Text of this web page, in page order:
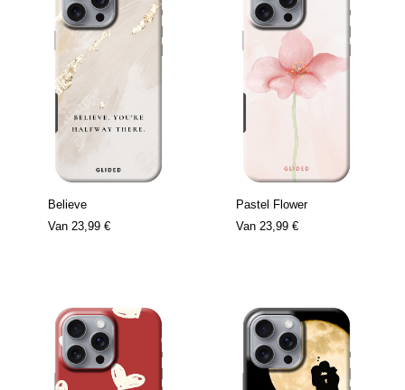
Believe
Van 23,99 €
Pastel Flower
Van 23,99 €